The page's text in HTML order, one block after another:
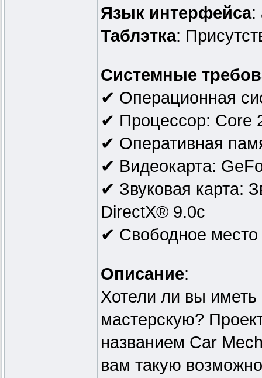
Язык интерфейса:
Таблэтка:
Системные
✔ Операционная
✔ Процессор: Core
✔ Оперативная
✔ Видеокарта:
✔ Звуковая карта:
DirectX® 9.0с
✔ Свободное место
Описание:
Хотели ли вы
мастерскую?
названием Car
вам такую